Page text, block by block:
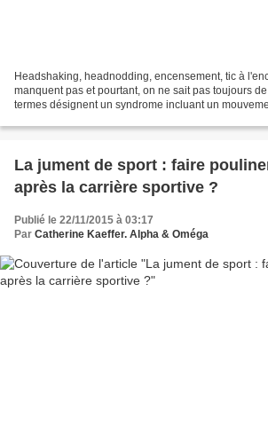
Headshaking, headnodding, encensement, tic à
manquent pas et pourtant, on ne sait pas toujours
termes désignent un syndrome incluant un
La jument de sport : faire
après la carrière sportive ?
Publié le 22/11/2015 à 03:17
Par Catherine Kaeffer. Alpha & Oméga